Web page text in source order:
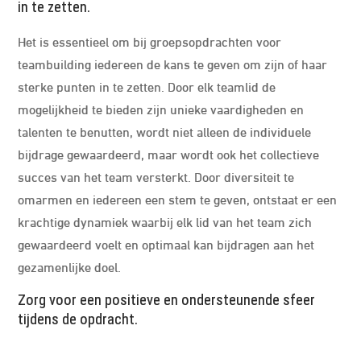
in te zetten.
Het is essentieel om bij groepsopdrachten voor
teambuilding iedereen de kans te geven om zijn of haar
sterke punten in te zetten. Door elk teamlid de
mogelijkheid te bieden zijn unieke vaardigheden en
talenten te benutten, wordt niet alleen de individuele
bijdrage gewaardeerd, maar wordt ook het collectieve
succes van het team versterkt. Door diversiteit te
omarmen en iedereen een stem te geven, ontstaat er een
krachtige dynamiek waarbij elk lid van het team zich
gewaardeerd voelt en optimaal kan bijdragen aan het
gezamenlijke doel.
Zorg voor een positieve en ondersteunende sfeer
tijdens de opdracht.